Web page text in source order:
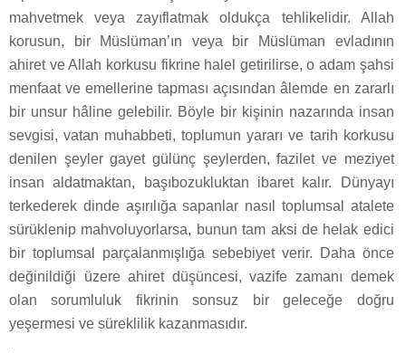
mahvetmek veya zayıflatmak oldukça tehlikelidir. Allah
korusun, bir Müslüman’ın veya bir Müslüman evladının
ahiret ve Allah korkusu fikrine halel getirilirse, o adam şahsi
menfaat ve emellerine tapması açısından âlemde en zararlı
bir unsur hâline gelebilir. Böyle bir kişinin nazarında insan
sevgisi, vatan muhabbeti, toplumun yararı ve tarih korkusu
denilen şeyler gayet gülünç şeylerden, fazilet ve meziyet
insan aldatmaktan, başıbozukluktan ibaret kalır. Dünyayı
terkederek dinde aşırılığa sapanlar nasıl toplumsal atalete
sürüklenip mahvoluyorlarsa, bunun tam aksi de helak edici
bir toplumsal parçalanmışlığa sebebiyet verir. Daha önce
değinildiği üzere ahiret düşüncesi, vazife zamanı demek
olan sorumluluk fikrinin sonsuz bir geleceğe doğru
yeşermesi ve süreklilik kazanmasıdır.